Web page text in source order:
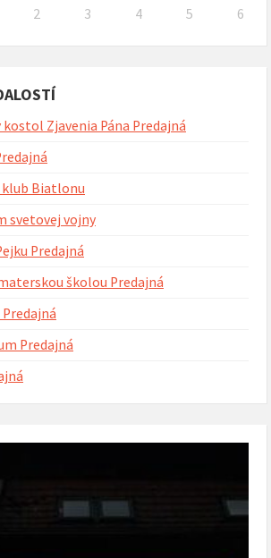
2 3 4 5
6
Zjavenia Pána Predajná
klub Biatlonu
svetovej vojny
Predajná
školou Predajná
Predajná